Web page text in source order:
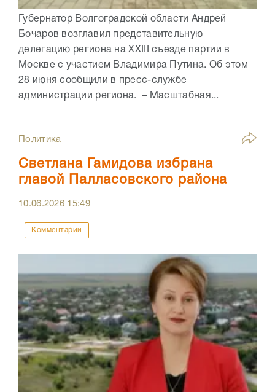
Губернатор Волгоградской области Андрей
Бочаров возглавил представительную
делегацию региона на XXIII съезде партии в
Москве с участием Владимира Путина. Об этом
28 июня сообщили в пресс-службе
администрации региона. – Масштабная...
Политика
Светлана Гамидова избрана
главой Палласовского района
10.06.2026 15:49
Комментарии